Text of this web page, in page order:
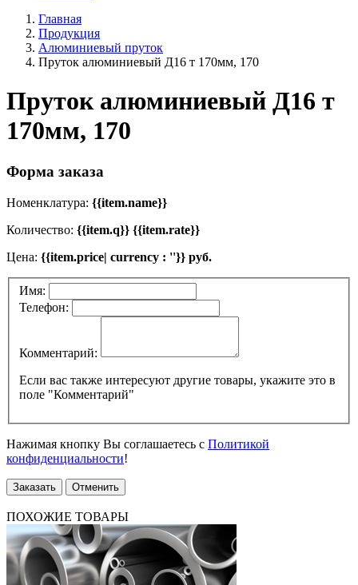
Главная
Продукция
Алюминиевый пруток
Пруток алюминиевый Д16 т 170мм, 170
Пруток алюминиевый Д16 т
170мм, 170
Форма заказа
Номенклатура: {{item.name}}
Количество: {{item.q}} {{item.rate}}
Цена: {{item.price| currency : ''}} руб.
Имя:
Телефон:
Комментарий:
Если вас также интересуют другие товары, укажите это в
поле "Комментарий"
Нажимая кнопку Вы соглашаетесь с Политикой
конфиденциальности!
Заказать Отменить
ПОХОЖИЕ ТОВАРЫ